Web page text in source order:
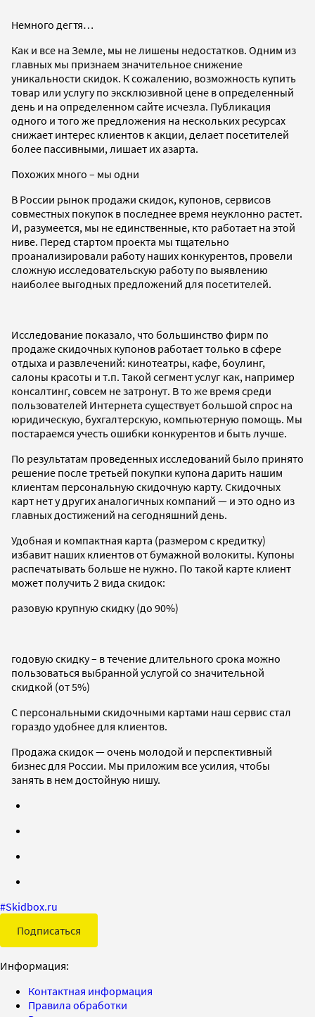
Немного дегтя…
Как и все на Земле, мы не лишены недостатков. Одним из
главных мы признаем значительное снижение
уникальности скидок. К сожалению, возможность купить
товар или услугу по эксклюзивной цене в определенный
день и на определенном сайте исчезла. Публикация
одного и того же предложения на нескольких ресурсах
снижает интерес клиентов к акции, делает посетителей
более пассивными, лишает их азарта.
Похожих много – мы одни
В России рынок продажи скидок, купонов, сервисов
совместных покупок в последнее время неуклонно растет.
И, разумеется, мы не единственные, кто работает на этой
ниве. Перед стартом проекта мы тщательно
проанализировали работу наших конкурентов, провели
сложную исследовательскую работу по выявлению
наиболее выгодных предложений для посетителей.
Исследование показало, что большинство фирм по
продаже скидочных купонов работает только в сфере
отдыха и развлечений: кинотеатры, кафе, боулинг,
салоны красоты и т.п. Такой сегмент услуг как, например
консалтинг, совсем не затронут. В то же время среди
пользователей Интернета существует большой спрос на
юридическую, бухгалтерскую, компьютерную помощь. Мы
постараемся учесть ошибки конкурентов и быть лучше.
По результатам проведенных исследований было принято
решение после третьей покупки купона дарить нашим
клиентам персональную скидочную карту. Скидочных
карт нет у других аналогичных компаний — и это одно из
главных достижений на сегодняшний день.
Удобная и компактная карта (размером с кредитку)
избавит наших клиентов от бумажной волокиты. Купоны
распечатывать больше не нужно. По такой карте клиент
может получить 2 вида скидок:
разовую крупную скидку (до 90%)
годовую скидку – в течение длительного срока можно
пользоваться выбранной услугой со значительной
скидкой (от 5%)
С персональными скидочными картами наш сервис стал
гораздо удобнее для клиентов.
Продажа скидок — очень молодой и перспективный
бизнес для России. Мы приложим все усилия, чтобы
занять в нем достойную нишу.
#Skidbox.ru
Подписаться
Информация:
Контактная информация
Правила обработки